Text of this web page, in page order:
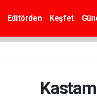
Editörden Keşfet